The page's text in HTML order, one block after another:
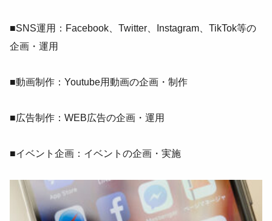
■SNS運用：Facebook、Twitter、Instagram、TikTok等の
企画・運用
■動画制作：Youtube用動画の企画・制作
■広告制作：WEB広告の企画・運用
■イベント企画：イベントの企画・実施